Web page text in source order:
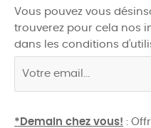
Vous pouvez vous
trouverez pour cela nos
dans les conditions
*Demain chez vous! :